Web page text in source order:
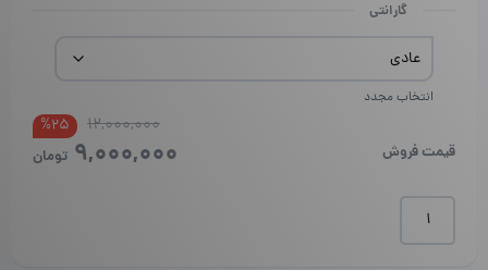
گارانتی
انتخاب مجدد
12,000,000
قیمت
9,000,000 تومان
قیمت %25
قیمت فروش
ایکس